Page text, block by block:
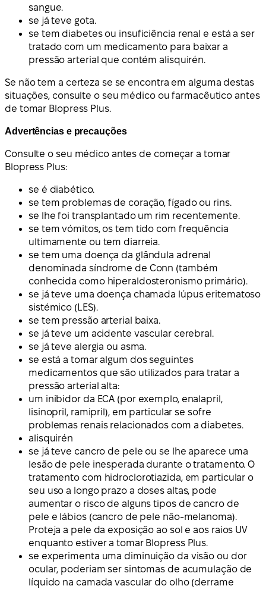
sangue.
se já teve gota.
se tem diabetes ou insuficiência renal e está a ser
tratado com um medicamento para baixar a
pressão arterial que contém alisquirén.
Se não tem a certeza se se encontra em alguma destas
situações, consulte o seu médico ou farmacêutico antes
de tomar Blopress Plus.
Advertências e precauções
Consulte o seu médico antes de começar a tomar
Blopress Plus:
se é diabético.
se tem problemas de coração, fígado ou rins.
se lhe foi transplantado um rim recentemente.
se tem vómitos, os tem tido com frequência
ultimamente ou tem diarreia.
se tem uma doença da glândula adrenal
denominada síndrome de Conn (também
conhecida como hiperaldosteronismo primário).
se já teve uma doença chamada lúpus eritematoso
sistémico (LES).
se tem pressão arterial baixa.
se já teve um acidente vascular cerebral.
se já teve alergia ou asma.
se está a tomar algum dos seguintes
medicamentos que são utilizados para tratar a
pressão arterial alta:
um inibidor da ECA (por exemplo, enalapril,
lisinopril, ramipril), em particular se sofre
problemas renais relacionados com a diabetes.
alisquirén
se já teve cancro de pele ou se lhe aparece uma
lesão de pele inesperada durante o tratamento. O
tratamento com hidroclorotiazida, em particular o
seu uso a longo prazo a doses altas, pode
aumentar o risco de alguns tipos de cancro de
pele e lábios (cancro de pele não-melanoma).
Proteja a pele da exposição ao sol e aos raios UV
enquanto estiver a tomar Blopress Plus.
se experimenta uma diminuição da visão ou dor
ocular, poderiam ser sintomas de acumulação de
líquido na camada vascular do olho (derrame